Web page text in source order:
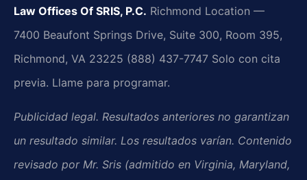
Law Offices Of SRIS, P.C. Richmond Location —
7400 Beaufont Springs Drive, Suite 300, Room 395,
Richmond, VA 23225 (888) 437-7747 Solo con cita
previa. Llame para programar.
Publicidad legal. Resultados anteriores no garantizan
un resultado similar. Los resultados varían. Contenido
revisado por Mr. Sris (admitido en Virginia, Maryland,